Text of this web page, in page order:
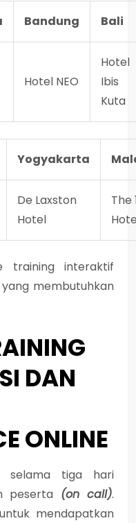
Bandung Bali
Hotel NEO
Hotel
Ibis
Kuta
Yogyakarta
De Laxston
Hotel
The
training interaktif
membutuhkan
DAN
ONLINE
selama tiga hari
peserta (on call).
mendapatkan